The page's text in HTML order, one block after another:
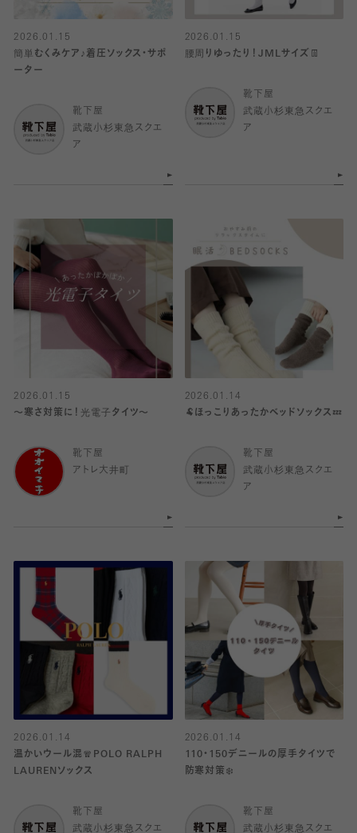
2026.01.15
簡単むくみケア♪着圧ソックス・サポ
ーター
靴下屋
武蔵小杉東急スクエ
ア
2026.01.15
腰周りゆったり！JMLサイズ👖
靴下屋
武蔵小杉東急スクエ
ア
2026.01.15
〜寒さ対策に！光電子タイツ〜
靴下屋
アトレ大井町
2026.01.14
🐏ほっこりあったかベッドソックス💤
靴下屋
武蔵小杉東急スクエ
ア
2026.01.14
温かいウール混🧣POLO RALPH
LAURENソックス
靴下屋
武蔵小杉東急スクエ
2026.01.14
110・150デニールの厚手タイツで
防寒対策❄️
靴下屋
武蔵小杉東急スクエ